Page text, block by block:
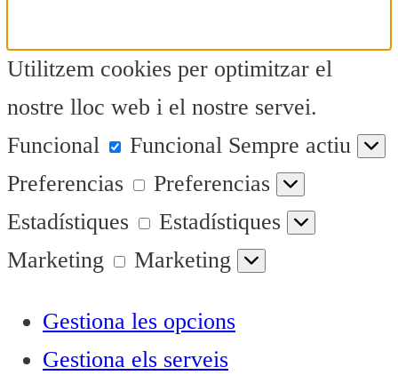
Utilitzem cookies per optimitzar el
nostre lloc web i el nostre servei.
Funcional
Funcional Sempre actiu
Preferencias
Preferencias
Estadístiques
Estadístiques
Marketing
Marketing
Gestiona les opcions
Gestiona els serveis